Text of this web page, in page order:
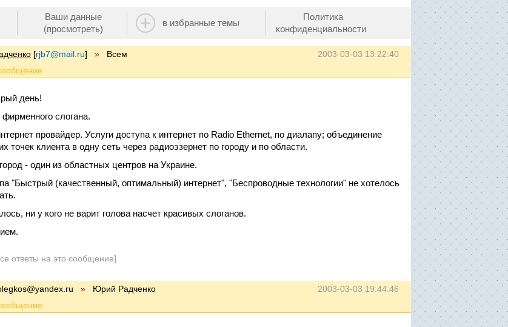
Ваши данные
(просмотреть)
в избранные темы
Политика
конфиденциальности
2003-03-03 13:22:40
[rjb7@mail.ru] » Всем
день!
слогана.
провайдер. Услуги доступа к интернет по Radio Ethernet, по диалапу; объединение
точек клиента в одну сеть через радиоэзернет по городу и по области.
- один из областных центров на Украине.
"Быстрый (качественный, оптимальный) интернет", "Беспроводные технологии" не хотелось
ни у кого не варит голова насчет красивых слоганов.
ответы на это сообщение]
2003-03-03 19:44:46
» Юрий Радченко